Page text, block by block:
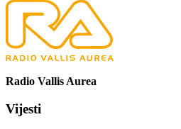
Radio Vallis Aurea
Vijesti